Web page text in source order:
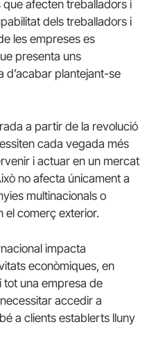
afecten treballadors i
dels treballadors i
les empreses es
presenta uns
d’acabar plantejant-se
a partir de la revolució
cada vegada més
i actuar en un mercat
no afecta únicament a
multinacionals o
el comerç exterior.
impacta
econòmiques, en
tot una empresa de
accedir a
a clients establerts lluny